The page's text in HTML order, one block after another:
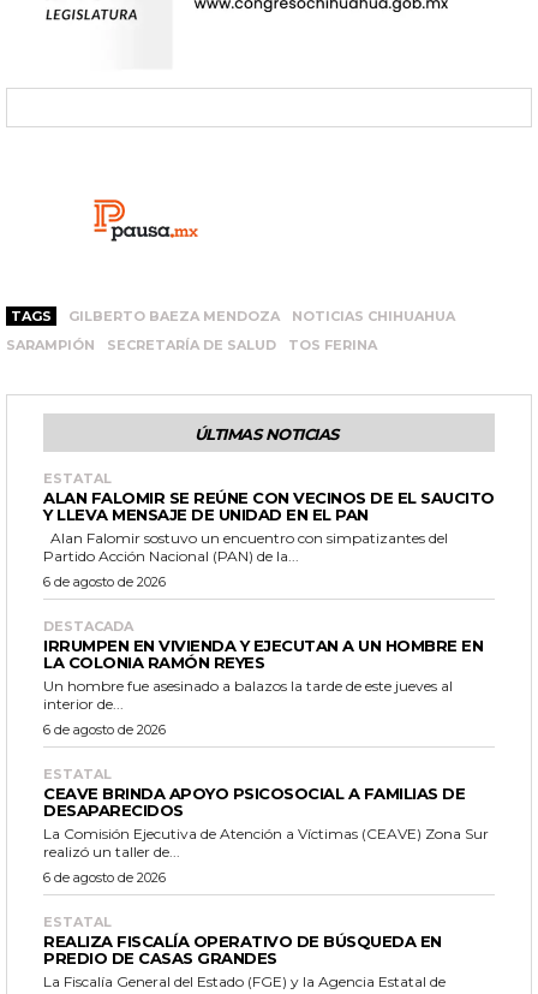
TAGS GILBERTO BAEZA MENDOZA
NOTICIAS CHIHUAHUA
SARAMPIÓN
SECRETARÍA DE SALUD TOS FERINA
ÚLTIMAS NOTICIAS
ESTATAL
ALAN FALOMIR SE REÚNE CON VECINOS DE EL SAUCITO
Y LLEVA MENSAJE DE UNIDAD EN EL PAN
Partido Acción Nacional (PAN) de la...
6 de agosto de 2026
DESTACADA
IRRUMPEN EN VIVIENDA Y EJECUTAN A UN HOMBRE EN
LA COLONIA RAMÓN REYES
Un hombre fue asesinado a balazos la tarde de este jueves al
interior de...
6 de agosto de 2026
ESTATAL
CEAVE BRINDA APOYO PSICOSOCIAL A FAMILIAS DE
DESAPARECIDOS
La Comisión Ejecutiva de Atención a Víctimas (CEAVE) Zona Sur
realizó un taller de...
6 de agosto de 2026
ESTATAL
REALIZA FISCALÍA OPERATIVO DE BÚSQUEDA EN
PREDIO DE CASAS GRANDES
La Fiscalía General del Estado (FGE) y la Agencia Estatal de